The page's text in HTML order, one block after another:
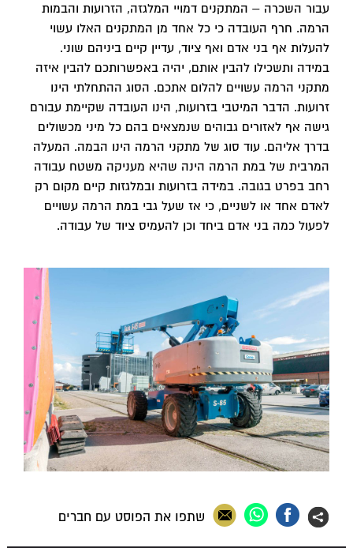
עבור השכרה – המתקנים דמויי המלגזה, הזרועות והבמות
הרמה. חרף העובדה כי כל אחד מן המתקנים האלו עשוי
להעלות אף בני אדם ואף ציוד, עדיין קיים ביניהם שוני.
במידה ותשכילו להבין אותם, יהיה באפשרותכם להבין איזה
מתקני הרמה עשויים להלום אתכם. הסוג ההתחלתי הינו
זרועות. הדבר המיטבי בזרועות, הינו העובדה שקיימת עבורם
גישה אף לאזורים גבוהים שנמצאים בהם כל מיני מכשולים
בדרך אליהם. עוד סוג של מתקני הרמה הינו הבמה. המעלה
המרבית של במת הרמה הינה שהיא מעניקה משטח עבודה
רחב בפרט בגובה. במידה בזרועות ובמלגזות קיים מקום רק
לאדם אחד או לשניים, כי אז שעל גבי במת הרמה עשויים
לפעול כמה בני אדם ביחד וכן להעמיס ציוד של עבודה.
שתפו את הפוסט עם חברים